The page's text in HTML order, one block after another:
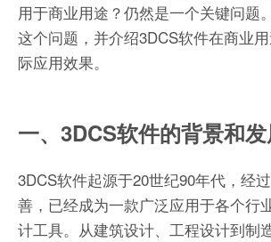
用于商业用途？仍然是一个关键问题
这个问题，并介绍3DCS软件在商业
际应用效果。
一、3DCS软件的背景和
3DCS软件起源于20世纪90年代，经
善，已经成为一款广泛应用于各个行
计工具。从建筑设计、工程设计到制